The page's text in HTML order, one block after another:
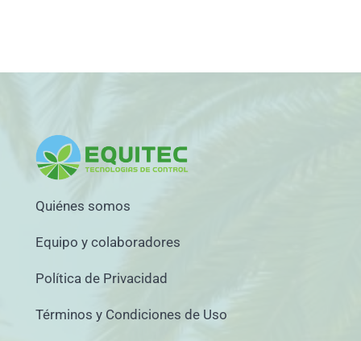
Quiénes somos
Equipo y colaboradores
Política de Privacidad
Términos y Condiciones de Uso